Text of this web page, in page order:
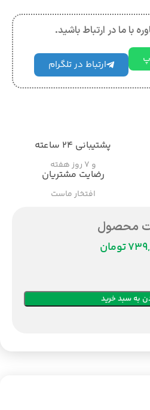
با ما در ارتباط باشید.
ارتباط در تلگرام
پشتیبانی ۲۴ ساعته
و ۷ روز هفته
رضایت مشتریان
افتخار ماست
محصول
تومان
به سبد خرید